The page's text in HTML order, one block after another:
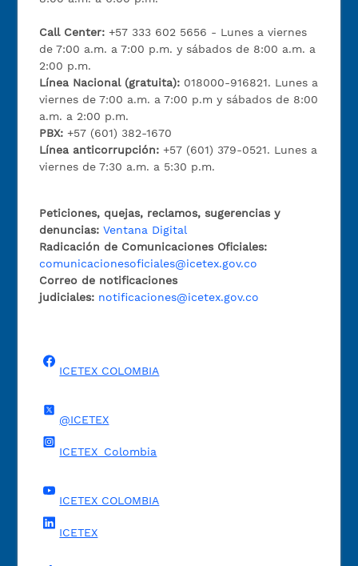
Call Center:+57 333 602 5656 - Lunes a viernes
de 7:00 a.m. a 7:00 p.m. y sábados de 8:00 a.m. a
2:00 p.m.
Línea Nacional (gratuita): 018000-916821. Lunes a
viernes de 7:00 a.m. a 7:00 p.m y sábados de 8:00
a.m. a 2:00 p.m.
PBX:+57 (601) 382-1670
Línea anticorrupción:+57 (601) 379-0521. Lunes a
viernes de 7:30 a.m. a 5:30 p.m.
Peticiones, quejas, reclamos, sugerencias y
denuncias: Ventana Digital
Radicación de Comunicaciones Oficiales:
comunicacionesoficiales@icetex.gov.co
Correo de notificaciones
judiciales: notificaciones@icetex.gov.co
ICETEX COLOMBIA
@ICETEX
ICETEX_Colombia
ICETEX COLOMBIA
ICETEX